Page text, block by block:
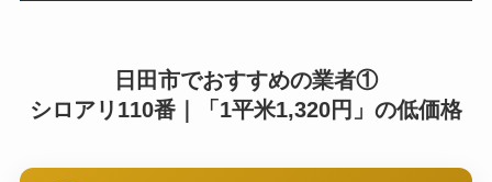
日田市でおすすめの業者①
シロアリ110番｜「1平米1,320円」の低価格